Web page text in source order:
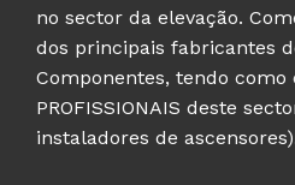
no sector da elevação.
dos principais fabricantes
Componentes, tendo como
PROFISSIONAIS deste
instaladores de